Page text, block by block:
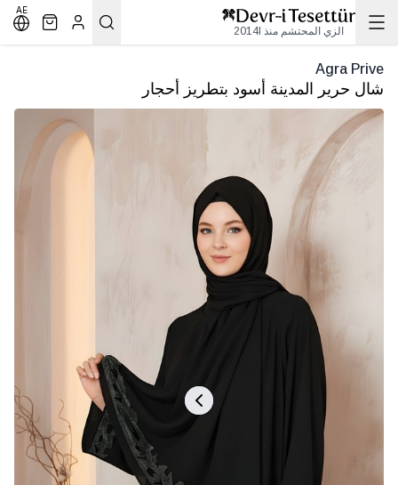
الزي المحتشم منذ 2014l
AE
Agra Prive
شال حرير المدينة أسود بتطريز أحجار